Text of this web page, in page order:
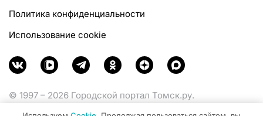
Политика конфиденциальности
Использование cookie
© 1997 – 2026 Городской портал Томск.ру.